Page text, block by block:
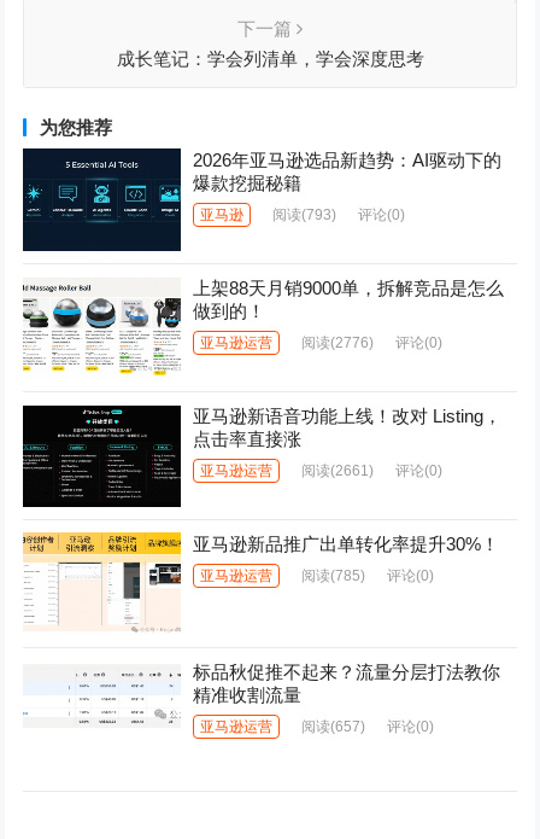
下一篇
成长笔记：学会列清单，学会深度思考
为您推荐
2026年亚马逊选品新趋势：AI驱动下的
爆款挖掘秘籍
亚马逊 阅读(793) 评论(0)
上架88天月销9000单，拆解竞品是怎么
做到的！
亚马逊运营 阅读(2776) 评论(0)
亚马逊新语音功能上线！改对 Listing，
点击率直接涨
亚马逊运营 阅读(2661) 评论(0)
亚马逊新品推广出单转化率提升30%！
亚马逊运营 阅读(785) 评论(0)
标品秋促推不起来？流量分层打法教你
精准收割流量
亚马逊运营 阅读(657) 评论(0)